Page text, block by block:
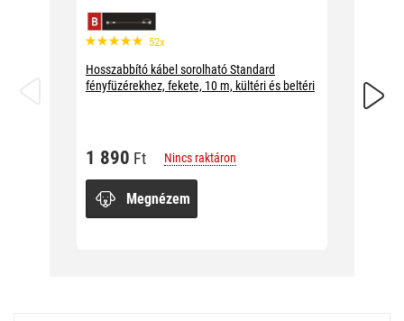
52x
Hosszabbító kábel sorolható Standard
fényfüzérekhez, fekete, 10 m, kültéri és beltéri
1 890 Ft Nincs raktáron
Megnézem
beltéri